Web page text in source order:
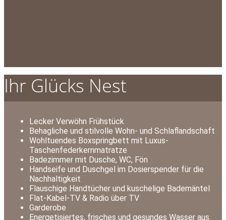
Ihr Glücks Nest
Lecker Verwöhn Frühstück
Behagliche und stilvolle Wohn- und Schlaflandschaft
Wohltuendes Boxspringbett mit Luxus-
Taschenfederkernmatratze
Badezimmer mit Dusche, WC, Fön
Handseife und Duschgel im Dosierspender für die
Nachhaltigkeit
Flauschige Handtücher und kuschelige Bademäntel
Flat-Kabel-TV & Radio über TV
Garderobe
Energetisiertes, frisches und gesundes Wasser aus